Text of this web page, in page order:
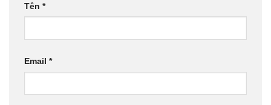
Tên *
Email *